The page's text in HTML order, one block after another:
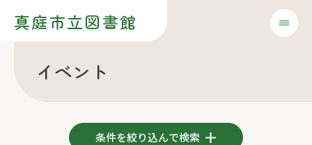
真庭市立図書館
イベント
条件を絞り込んで検索